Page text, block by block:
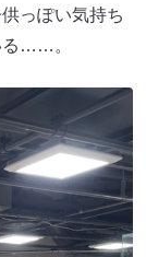
っぽい気持ち
る……。